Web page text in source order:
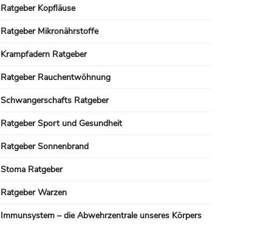
Ratgeber Kopfläuse
Ratgeber Mikronährstoffe
Krampfadern Ratgeber
Ratgeber Rauchentwöhnung
Schwangerschafts Ratgeber
Ratgeber Sport und Gesundheit
Ratgeber Sonnenbrand
Stoma Ratgeber
Ratgeber Warzen
Immunsystem – die Abwehrzentrale unseres Körpers